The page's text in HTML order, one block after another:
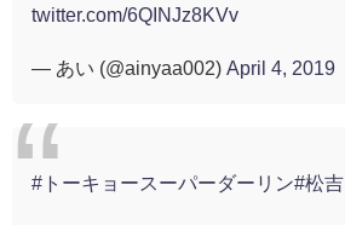
twitter.com/6QINJz8KVv
— あい (@ainyaa002) April 4, 2019
#トーキョースーパーダーリン#松